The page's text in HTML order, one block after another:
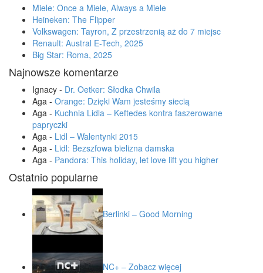
Miele: Once a Miele, Always a Miele
Heineken: The Flipper
Volkswagen: Tayron, Z przestrzenią aż do 7 miejsc
Renault: Austral E-Tech, 2025
Big Star: Roma, 2025
Najnowsze komentarze
Ignacy - Dr. Oetker: Słodka Chwila
Aga - Orange: Dzięki Wam jesteśmy siecią
Aga - Kuchnia Lidla – Keftedes kontra faszerowane
papryczki
Aga - Lidl – Walentynki 2015
Aga - Lidl: Bezszfowa bielizna damska
Aga - Pandora: This holiday, let love lift you higher
Ostatnio popularne
Berlinki – Good Morning
NC+ – Zobacz więcej